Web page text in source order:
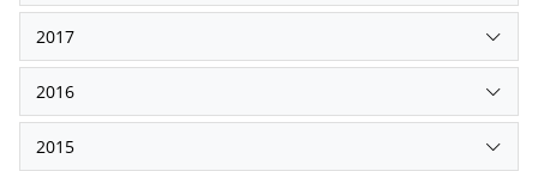
2017
2016
2015